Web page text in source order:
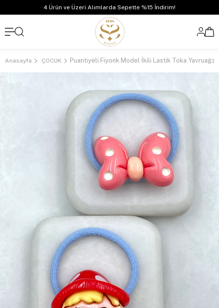
4 Ürün ve Üzeri Alımlarda Sepette %15 İndirim!
Anasayfa ÇOCUK Puantiyeli Fiyonk Model İkili Lastik Toka Yavruağzı